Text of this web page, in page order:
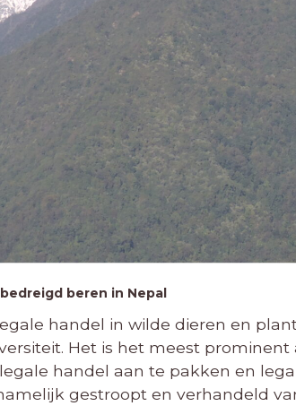
beren in Nepal
handel in wilde dieren en
Het is het meest
handel aan te pakken en
gestroopt en verhandeld